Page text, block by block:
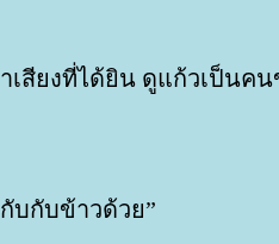
เสียงที่ได้ยิน ดูแก้วเป็นคน
บกับข้าวด้วย”